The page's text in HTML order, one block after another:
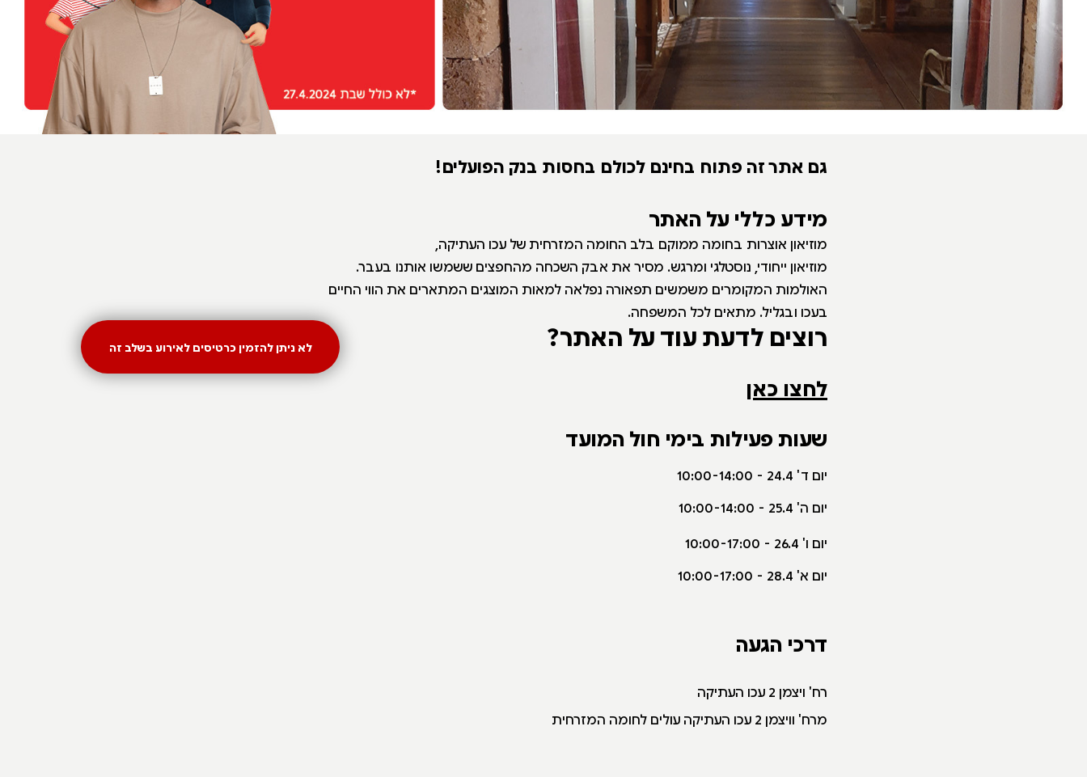
גם אתר זה פתוח בחינם לכולם בחסות בנק הפועלים!
מידע כללי על האתר
מוזיאון אוצרות בחומה ממוקם בלב החומה המזרחית של עכו העתיקה,
מוזיאון ייחודי, נוסטלגי ומרגש. מסיר את אבק השכחה מהחפצים ששמשו אותנו בעבר.
האולמות המקומרים משמשים תפאורה נפלאה למאות המוצגים המתארים את הווי החיים
בעכו ובגליל. מתאים לכל המשפחה.
רוצים לדעת עוד על האתר?
לחצו כאן
שעות פעילות בימי חול המועד
יום ד' 24.4 -
10:00-14:00
יום ה' 25.4 -
10:00-14:00
יום ו' 26.4 -
10:00-17:00
יום א' 28.4 -
10:00-17:00
דרכי הגעה
רח' ויצמן 2 עכו העתיקה
מרח' וויצמן 2 עכו העתיקה עולים לחומה המזרחית
לא ניתן להזמין כרטיסים לאירוע בשלב זה